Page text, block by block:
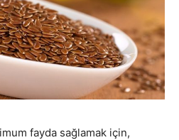
fayda sağlamak için,